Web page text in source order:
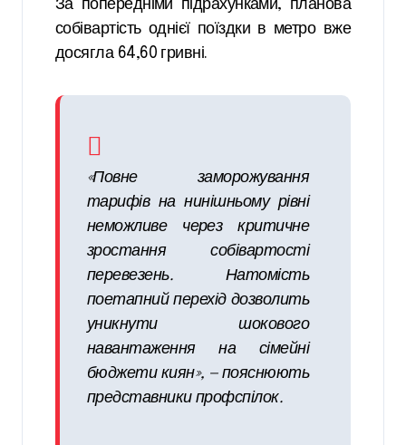
За попередніми підрахунками, планова
собівартість однієї поїздки в метро вже
досягла 64,60 гривні.
«Повне заморожування
тарифів на нинішньому рівні
неможливе через критичне
зростання собівартості
перевезень. Натомість
поетапний перехід дозволить
уникнути шокового
навантаження на сімейні
бюджети киян», — пояснюють
представники профспілок.